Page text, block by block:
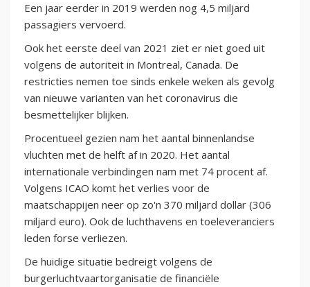
Een jaar eerder in 2019 werden nog 4,5 miljard
passagiers vervoerd.
Ook het eerste deel van 2021 ziet er niet goed uit
volgens de autoriteit in Montreal, Canada. De
restricties nemen toe sinds enkele weken als gevolg
van nieuwe varianten van het coronavirus die
besmettelijker blijken.
Procentueel gezien nam het aantal binnenlandse
vluchten met de helft af in 2020. Het aantal
internationale verbindingen nam met 74 procent af.
Volgens ICAO komt het verlies voor de
maatschappijen neer op zo'n 370 miljard dollar (306
miljard euro). Ook de luchthavens en toeleveranciers
leden forse verliezen.
De huidige situatie bedreigt volgens de
burgerluchtvaartorganisatie de financiële